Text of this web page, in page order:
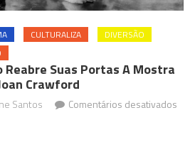
CULTURALIZA
DIVERSÃO
Suas Portas A Mostra
Crawford
Santos
Comentários desativados